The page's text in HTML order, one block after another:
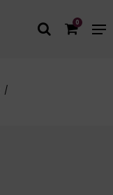
0
/